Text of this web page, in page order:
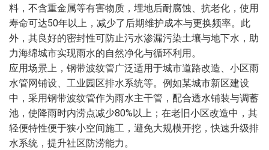
料，不含重金属等有害物质，埋地后耐腐蚀、抗老化，使用
寿命可达50年以上，减少了后期维护成本与更换频率。此
外，其良好的密封性可防止污水渗漏污染土壤与地下水，助
力海绵城市实现雨水的自然净化与循环利用。
应用场景上，钢带波纹管广泛适用于城市道路改造、小区雨
水管网铺设、工业园区排水系统等。例如某城市新区建设
中，采用钢带波纹管作为雨水主干管，配合透水铺装与调蓄
池，使降雨时内涝点减少80%以上；在老旧小区改造中，其
轻便特性便于狭小空间施工，避免大规模开挖，快速升级排
水系统，提升社区防涝能力。